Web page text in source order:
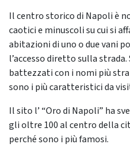
Il centro storico di Napoli è
caotici e minuscoli su cui si
abitazioni di uno o due vani
l’accesso diretto sulla strada.
battezzati con i nomi più
sono i più caratteristici da
Il sito l’ “Oro di Napoli” ha
gli oltre 100 al centro della
perché sono i più famosi.